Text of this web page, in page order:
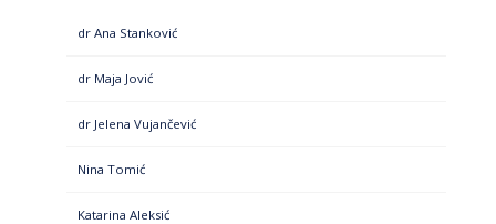
dr Ana Stanković
dr Maja Jović
dr Jelena Vujančević
Nina Tomić
Katarina Aleksić